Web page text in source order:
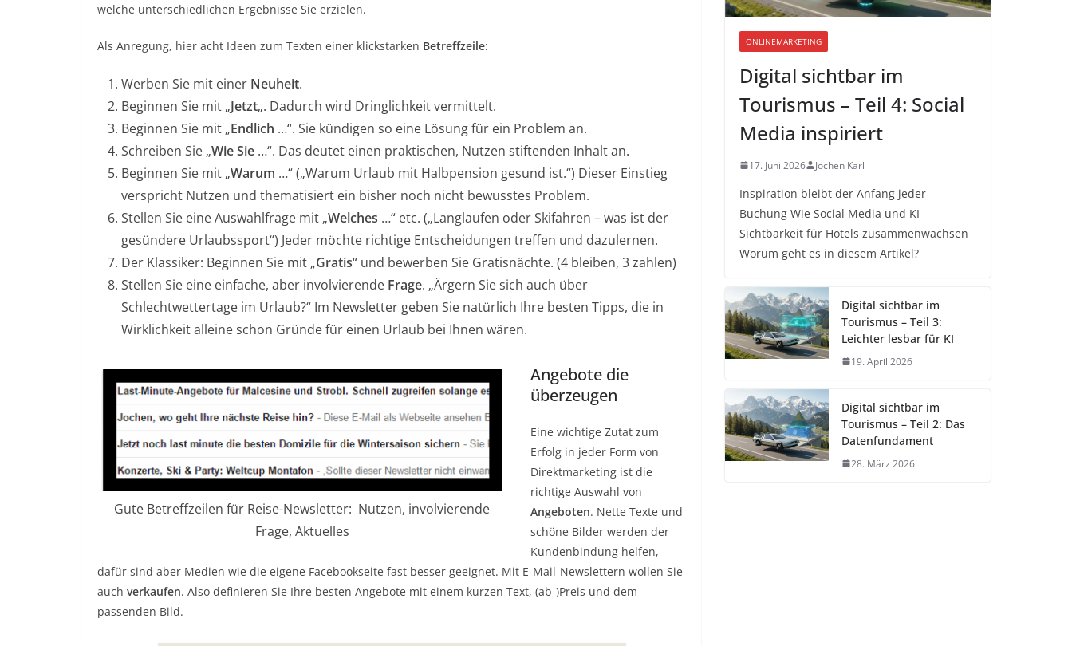
welche unterschiedlichen Ergebnisse Sie erzielen.
Als Anregung, hier acht Ideen zum Texten einer klickstarken Betreffzeile:
Werben Sie mit einer Neuheit.
Beginnen Sie mit „Jetzt„. Dadurch wird Dringlichkeit vermittelt.
Beginnen Sie mit „Endlich …“. Sie kündigen so eine Lösung für ein Problem an.
Schreiben Sie „Wie Sie …“. Das deutet einen praktischen, Nutzen stiftenden Inhalt an.
Beginnen Sie mit „Warum …“ („Warum Urlaub mit Halbpension gesund ist.“) Dieser Einstieg
verspricht Nutzen und thematisiert ein bisher noch nicht bewusstes Problem.
Stellen Sie eine Auswahlfrage mit „Welches …“ etc. („Langlaufen oder Skifahren – was ist der
gesündere Urlaubssport“) Jeder möchte richtige Entscheidungen treffen und dazulernen.
Der Klassiker: Beginnen Sie mit „Gratis“ und bewerben Sie Gratisnächte. (4 bleiben, 3 zahlen)
Stellen Sie eine einfache, aber involvierende Frage. „Ärgern Sie sich auch über
Schlechtwettertage im Urlaub?“ Im Newsletter geben Sie natürlich Ihre besten Tipps, die in
Wirklichkeit alleine schon Gründe für einen Urlaub bei Ihnen wären.
Gute Betreffzeilen für Reise-Newsletter: Nutzen, involvierende
Frage, Aktuelles
Angebote die
überzeugen
Eine wichtige Zutat zum
Erfolg in jeder Form von
Direktmarketing ist die
richtige Auswahl von
Angeboten. Nette Texte und
schöne Bilder werden der
Kundenbindung helfen,
dafür sind aber Medien wie die eigene Facebookseite fast besser geeignet. Mit E-Mail-Newslettern wollen Sie
auch verkaufen. Also definieren Sie Ihre besten Angebote mit einem kurzen Text, (ab-)Preis und dem
passenden Bild.
ONLINEMARKETING
Digital sichtbar im
Tourismus – Teil 4: Social
Media inspiriert
17. Juni 2026 Jochen Karl
Inspiration bleibt der Anfang jeder
Buchung Wie Social Media und KI-
Sichtbarkeit für Hotels zusammenwachsen
Worum geht es in diesem Artikel?
Digital sichtbar im
Tourismus – Teil 3:
Leichter lesbar für KI
19. April 2026
Digital sichtbar im
Tourismus – Teil 2: Das
Datenfundament
28. März 2026